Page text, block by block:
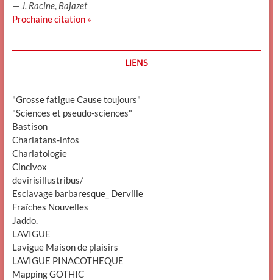
— J. Racine, Bajazet
Prochaine citation »
LIENS
"Grosse fatigue Cause toujours"
"Sciences et pseudo-sciences"
Bastison
Charlatans-infos
Charlatologie
Cincivox
devirisillustribus/
Esclavage barbaresque_ Derville
Fraîches Nouvelles
Jaddo.
LAVIGUE
Lavigue Maison de plaisirs
LAVIGUE PINACOTHEQUE
Mapping GOTHIC